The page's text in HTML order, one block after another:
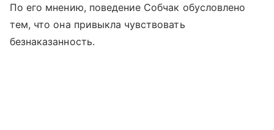
По его мнению, поведение Собчак обусловлено
тем, что она привыкла чувствовать
безнаказанность.